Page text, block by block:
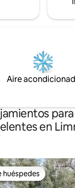
Aire
en
preferido
huéspedes